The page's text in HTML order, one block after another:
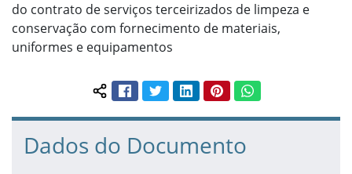
do contrato de serviços terceirizados de limpeza e
conservação com fornecimento de materiais,
uniformes e equipamentos
Compartilhar conteúdo:
FacebookTwitterLinkedInPinterestWhatsApp
Dados do Documento